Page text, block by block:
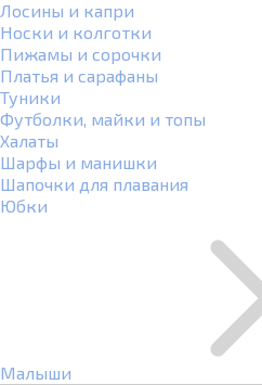
Лосины и капри
Носки и колготки
Пижамы и сорочки
Платья и сарафаны
Туники
Футболки, майки и топы
Халаты
Шарфы и манишки
Шапочки для плавания
Юбки
Малыши